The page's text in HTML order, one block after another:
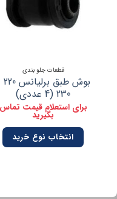
قطعات جلو بندی
بوش طبق برلیانس 220 و
230 (4 عددی)
برای استعلام قیمت تماس
بگیرید
انتخاب نوع خرید